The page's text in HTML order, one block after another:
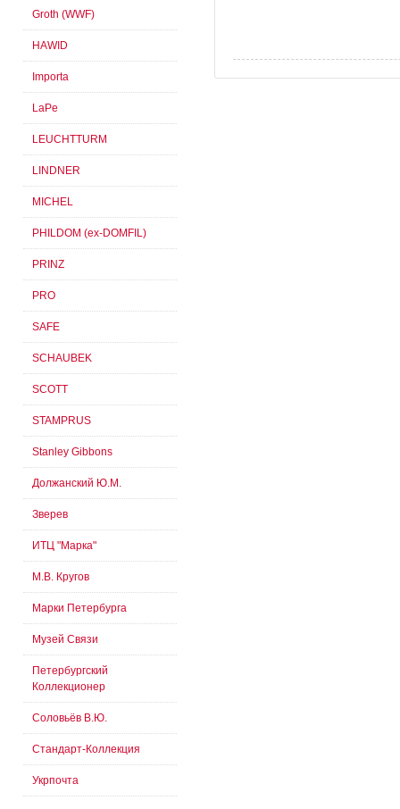
Groth (WWF)
HAWID
Importa
LaPe
LEUCHTTURM
LINDNER
MICHEL
PHILDOM (ex-DOMFIL)
PRINZ
PRO
SAFE
SCHAUBEK
SCOTT
STAMPRUS
Stanley Gibbons
Должанский Ю.М.
Зверев
ИТЦ "Марка"
М.В. Кругов
Марки Петербурга
Музей Связи
Петербургский
Коллекционер
Соловьёв В.Ю.
Стандарт-Коллекция
Укрпочта